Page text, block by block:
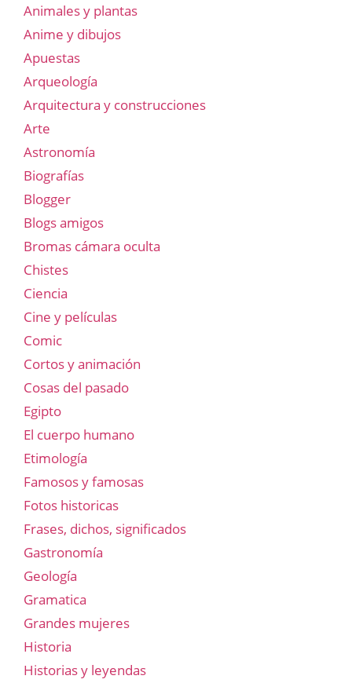
Animales y plantas
Anime y dibujos
Apuestas
Arqueología
Arquitectura y construcciones
Arte
Astronomía
Biografías
Blogger
Blogs amigos
Bromas cámara oculta
Chistes
Ciencia
Cine y películas
Comic
Cortos y animación
Cosas del pasado
Egipto
El cuerpo humano
Etimología
Famosos y famosas
Fotos historicas
Frases, dichos, significados
Gastronomía
Geología
Gramatica
Grandes mujeres
Historia
Historias y leyendas